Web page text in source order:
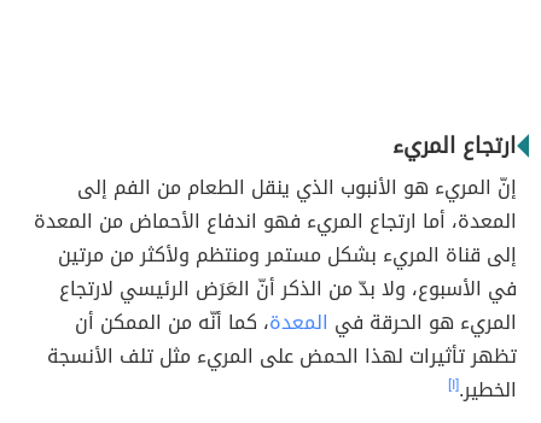
ارتجاع المريء
إنّ المريء هو الأنبوب الذي ينقل الطعام من الفم إلى
المعدة، أما ارتجاع المريء فهو اندفاع الأحماض من المعدة
إلى قناة المريء بشكل مستمر ومنتظم ولأكثر من مرتين
في الأسبوع، ولا بدّ من الذكر أنّ العَرَض الرئيسي لارتجاع
المريء هو الحرقة في المعدة، كما أنّه من الممكن أن
تظهر تأثيرات لهذا الحمض على المريء مثل تلف الأنسجة
الخطير.[١]